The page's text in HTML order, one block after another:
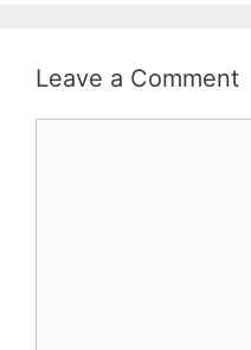
Leave a Comment